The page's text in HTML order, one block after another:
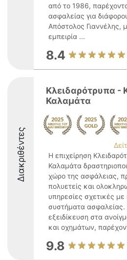
από το 1986,
ασφαλείας για
Απόστολος Γιαννέλης,
εμπειρία ...
8.4
Διακριθέντες
Κλειδαρότρυπα -
Καλαμάτα
Η επιχείρηση
Καλαμάτα
χώρο της ασφάλειας,
πολυετείς και
υπηρεσίες σχετικές με
συστήματα ασφαλείας.
εξειδίκευση στα
και οχημάτων,
9.8